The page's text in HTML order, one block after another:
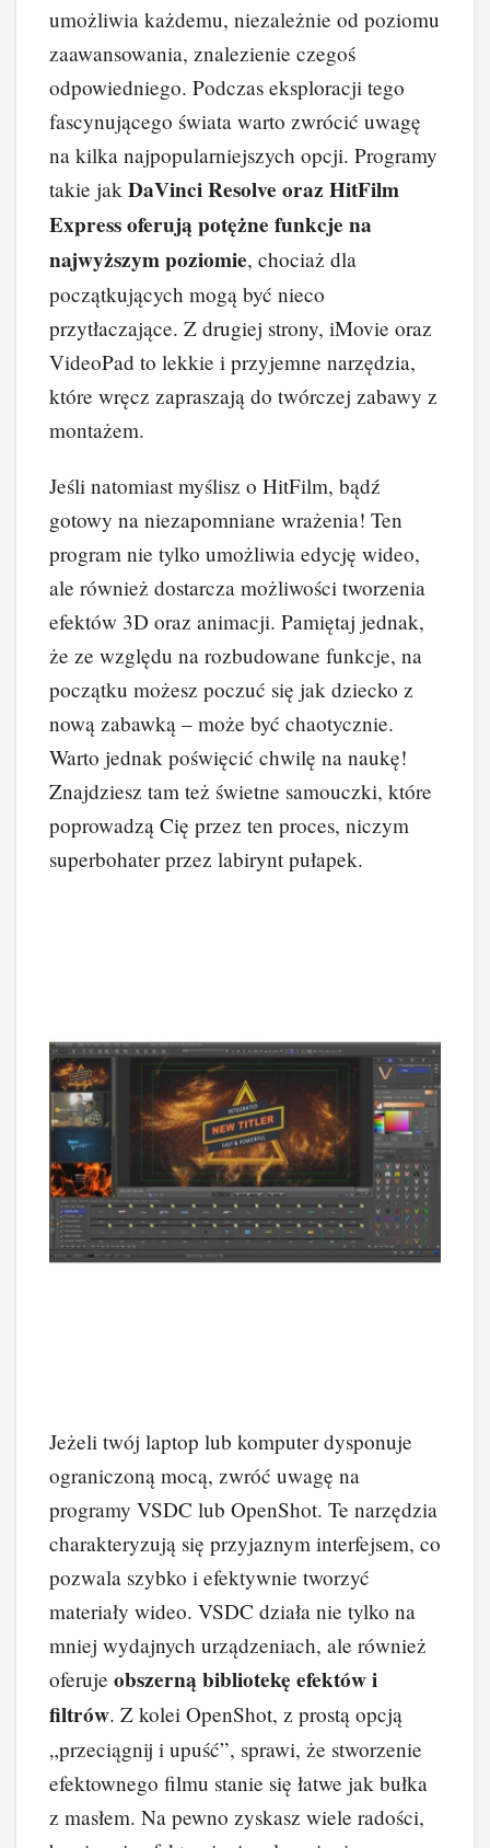
umożliwia każdemu, niezależnie od poziomu
zaawansowania, znalezienie czegoś
odpowiedniego. Podczas eksploracji tego
fascynującego świata warto zwrócić uwagę
na kilka najpopularniejszych opcji. Programy
takie jak DaVinci Resolve oraz HitFilm
Express oferują potężne funkcje na
najwyższym poziomie, chociaż dla
początkujących mogą być nieco
przytłaczające. Z drugiej strony, iMovie oraz
VideoPad to lekkie i przyjemne narzędzia,
które wręcz zapraszają do twórczej zabawy z
montażem.
Jeśli natomiast myślisz o HitFilm, bądź
gotowy na niezapomniane wrażenia! Ten
program nie tylko umożliwia edycję wideo,
ale również dostarcza możliwości tworzenia
efektów 3D oraz animacji. Pamiętaj jednak,
że ze względu na rozbudowane funkcje, na
początku możesz poczuć się jak dziecko z
nową zabawką – może być chaotycznie.
Warto jednak poświęcić chwilę na naukę!
Znajdziesz tam też świetne samouczki, które
poprowadzą Cię przez ten proces, niczym
superbohater przez labirynt pułapek.
Jeżeli twój laptop lub komputer dysponuje
ograniczoną mocą, zwróć uwagę na
programy VSDC lub OpenShot. Te narzędzia
charakteryzują się przyjaznym interfejsem, co
pozwala szybko i efektywnie tworzyć
materiały wideo. VSDC działa nie tylko na
mniej wydajnych urządzeniach, ale również
oferuje obszerną bibliotekę efektów i
filtrów. Z kolei OpenShot, z prostą opcją
„przeciągnij i upuść”, sprawi, że stworzenie
efektownego filmu stanie się łatwe jak bułka
z masłem. Na pewno zyskasz wiele radości,